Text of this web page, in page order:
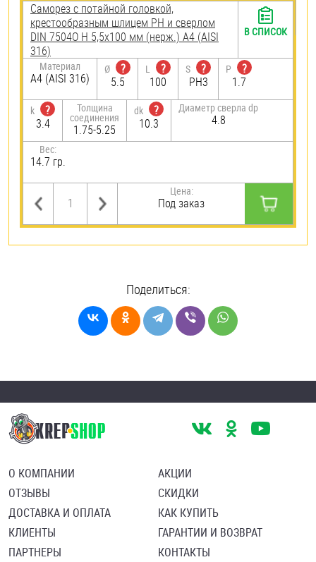
Саморез с потайной головкой,
крестообразным шлицем PH и сверлом
DIN 7504O H 5,5х100 мм (нерж.) A4 (AISI
316)
Материал
A4 (AISI 316)
Ø
?
5.5
L
?
100
S
?
PH3
P
?
1.7
k
?
3.4
Толщина
соединения
1.75-5.25
dk
?
10.3
Диаметр сверла dp
4.8
Вес:
14.7 гр.
Цена:
Под заказ
В СПИСОК
Поделиться:
О КОМПАНИИ
ОТЗЫВЫ
ДОСТАВКА И ОПЛАТА
КЛИЕНТЫ
ПАРТНЕРЫ
АКЦИИ
СКИДКИ
КАК КУПИТЬ
ГАРАНТИИ И ВОЗВРАТ
КОНТАКТЫ